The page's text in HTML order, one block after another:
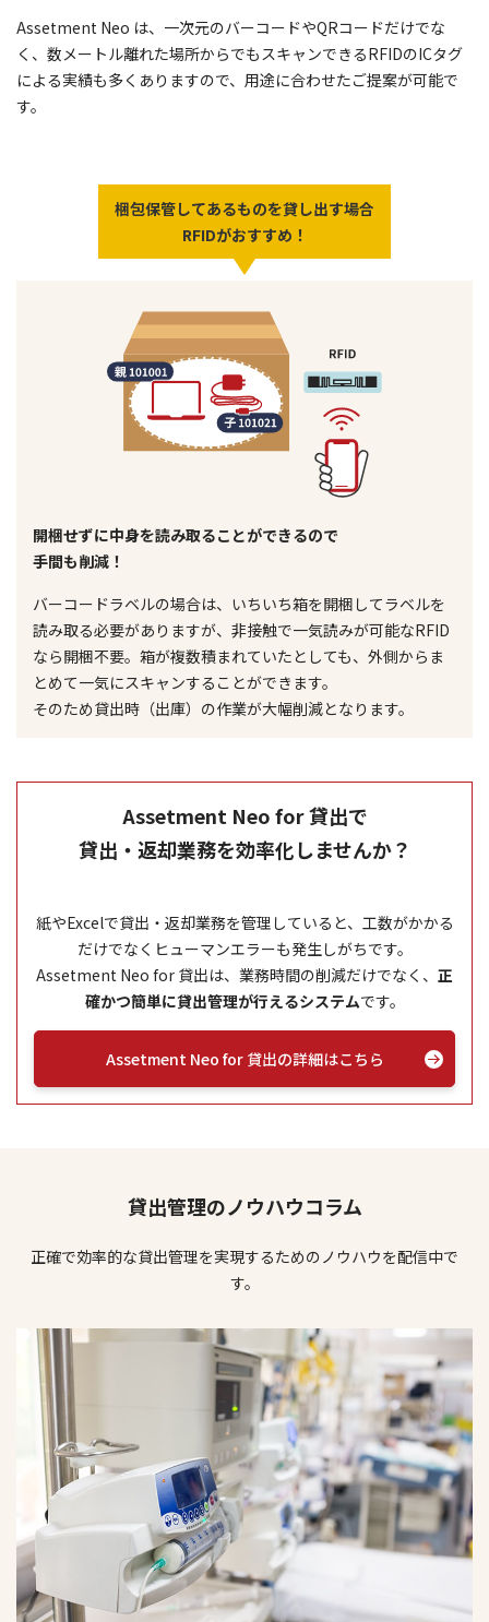
Assetment Neo は、一次元のバーコードやQRコードだけでな
く、数メートル離れた場所からでもスキャンできるRFIDのICタグ
による実績も多くありますので、用途に合わせたご提案が可能で
す。
梱包保管してあるものを貸し出す場合
RFIDがおすすめ！
開梱せずに中身を読み取ることができるので
手間も削減！
バーコードラベルの場合は、いちいち箱を開梱してラベルを
読み取る必要がありますが、非接触で一気読みが可能なRFID
なら開梱不要。箱が複数積まれていたとしても、外側からま
とめて一気にスキャンすることができます。
そのため貸出時（出庫）の作業が大幅削減となります。
Assetment Neo for 貸出で
貸出・返却業務を効率化しませんか？
紙やExcelで貸出・返却業務を管理していると、工数がかかる
だけでなくヒューマンエラーも発生しがちです。
Assetment Neo for 貸出は、業務時間の削減だけでなく、 正
確かつ簡単に貸出管理が行えるシステムです。
Assetment Neo for 貸出の詳細はこちら
貸出管理のノウハウコラム
正確で効率的な貸出管理を実現するためのノウハウを配信中で
す。